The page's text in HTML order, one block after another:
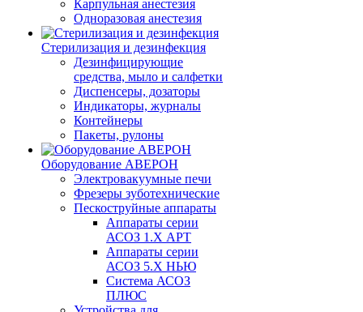
Карпульная анестезия
Одноразовая анестезия
Стерилизация и дезинфекция
Дезинфицирующие
средства, мыло и салфетки
Диспенсеры, дозаторы
Индикаторы, журналы
Контейнеры
Пакеты, рулоны
Оборудование АВЕРОН
Электровакуумные печи
Фрезеры зуботехнические
Пескоструйные аппараты
Аппараты серии
АСОЗ 1.Х АРТ
Аппараты серии
АСОЗ 5.Х НЬЮ
Система АСОЗ
ПЛЮС